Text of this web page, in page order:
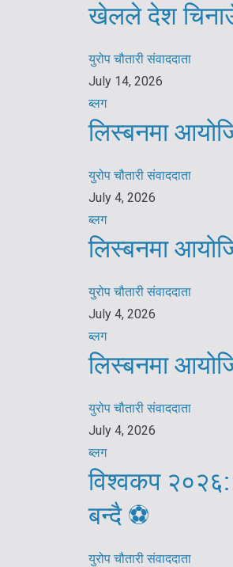
खेलले देश
युरोप चौतारी संवाददाता
July 14, 2026
ब्लग
लिस्बनमा
युरोप चौतारी संवाददाता
July 4, 2026
ब्लग
लिस्बनमा
युरोप चौतारी संवाददाता
July 4, 2026
ब्लग
लिस्बनमा
युरोप चौतारी संवाददाता
July 4, 2026
ब्लग
विश्वकप २०२६:
बन्दै ⚽️
युरोप चौतारी संवाददाता